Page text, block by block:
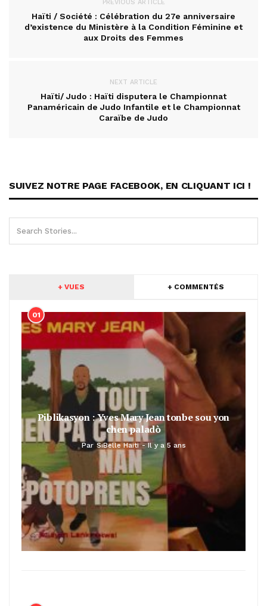
PREVIOUS ARTICLE
Haïti / Société : Célébration du 27e anniversaire
d’existence du Ministère à la Condition Féminine et
aux Droits des Femmes
NEXT ARTICLE
Haïti/ Judo : Haïti disputera le Championnat
Panaméricain de Judo Infantile et le Championnat
Caraïbe de Judo
SUIVEZ NOTRE PAGE FACEBOOK, EN CLIQUANT ICI !
+ VUES + COMMENTÉS
01
Piblikasyon : Yves Mary Jean tonbe sou yon
chen paladò
Par SiBelle Haiti Il y a 5 ans